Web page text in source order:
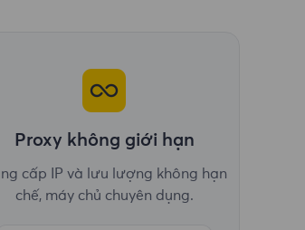
Proxy không giới hạn
cấp IP và lưu lượng không hạn
chế, máy chủ chuyên dụng.